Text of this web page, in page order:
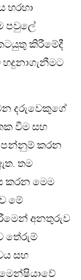
හරහා
පවුලේ
කිරීමේදී
දරුවෙකුගේ
වීම සහ
කරන
තම
කරන මෙම
මේ
අනතුරුව
තේරුම්
සහ